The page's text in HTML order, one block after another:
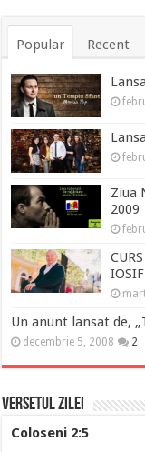
Popular Recent
Ziua
2009
Un anunt lansat de,
decembrie 5, 2008 2
Versetul Zilei
Coloseni 2:5